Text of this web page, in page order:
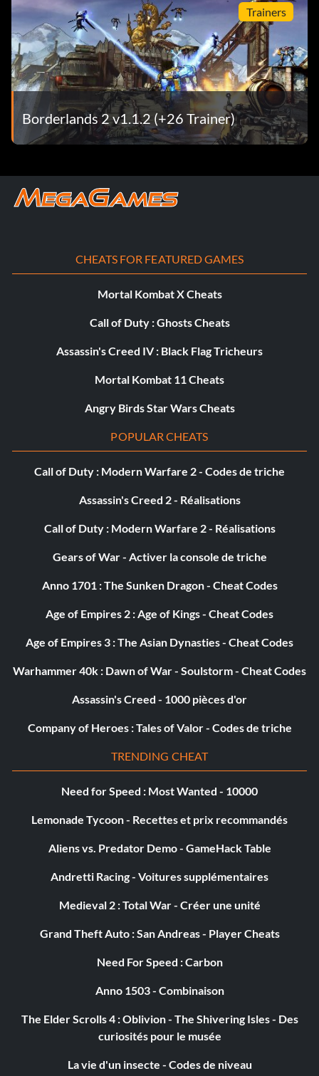
Cinq rounds
Récompense : 25 points
Objectif : Terminer le 5e tour de n'importe quel cercle
d'abattage.
Récompense : 30 points
Récompense : 40 points
Objectif : Terminer toutes les missions annexes
Un plafond... pour l'instant
Récompense : 50 points
Objectif : Atteindre le niveau 5
Objectif : Découvrir tous les lieux nommés
Comme la première fois
Le premier est gratuit
Récompense : 10 points
Objectif : Terminer la mission "Mon premier pistolet"
C'était facile
Récompense : 10 points
Objectif : Terminer la mission "Shoot This Guy in the Face"
(Tirer sur ce type)
Qu'est-ce que cela signifie ?
Récompense : 15 points
Trainers
Borderlands 2 v1.1.2 (+26 Trainer)
CHEATS FOR FEATURED GAMES
Mortal Kombat X Cheats
Call of Duty : Ghosts Cheats
Assassin's Creed IV : Black Flag Tricheurs
Mortal Kombat 11 Cheats
Angry Birds Star Wars Cheats
POPULAR CHEATS
Call of Duty : Modern Warfare 2 - Codes de triche
Assassin's Creed 2 - Réalisations
Call of Duty : Modern Warfare 2 - Réalisations
Gears of War - Activer la console de triche
Anno 1701 : The Sunken Dragon - Cheat Codes
Age of Empires 2 : Age of Kings - Cheat Codes
Age of Empires 3 : The Asian Dynasties - Cheat Codes
Warhammer 40k : Dawn of War - Soulstorm - Cheat Codes
Assassin's Creed - 1000 pièces d'or
Company of Heroes : Tales of Valor - Codes de triche
TRENDING CHEAT
Need for Speed : Most Wanted - 10000
Lemonade Tycoon - Recettes et prix recommandés
Aliens vs. Predator Demo - GameHack Table
Andretti Racing - Voitures supplémentaires
Medieval 2 : Total War - Créer une unité
Grand Theft Auto : San Andreas - Player Cheats
Need For Speed : Carbon
Anno 1503 - Combinaison
The Elder Scrolls 4 : Oblivion - The Shivering Isles - Des
curiosités pour le musée
La vie d'un insecte - Codes de niveau